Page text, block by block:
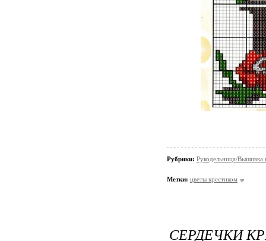
Рубрики: Рукодельница/Вышивка
Метки: цветы крестиком
СЕРДЕЧКИ